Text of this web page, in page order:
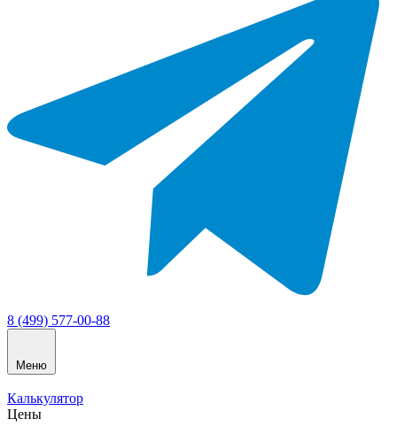
8 (499) 577-00-88
Меню
Калькулятор
Цены